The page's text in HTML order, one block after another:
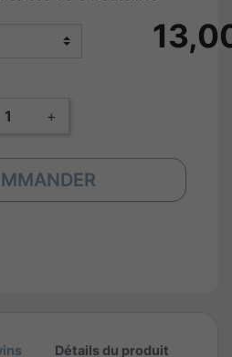
+
Détails du produit